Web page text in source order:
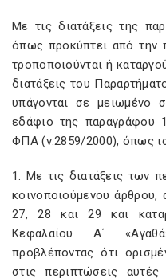
Με τις διατάξεις της
όπως προκύπτει από την
τροποποιούνται ή
διατάξεις του
υπάγονται σε μειωμένο
εδάφιο της παραγράφου
ΦΠΑ (ν.2859/2000), όπως
1. Με τις διατάξεις των
κοινοποιούμενου άρθρου,
27, 28 και 29 και
Κεφαλαίου Α΄
προβλέποντας ότι
στις περιπτώσεις αυτές